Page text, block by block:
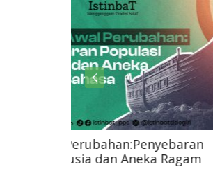
KHAIBAR DAN
17 September 2023